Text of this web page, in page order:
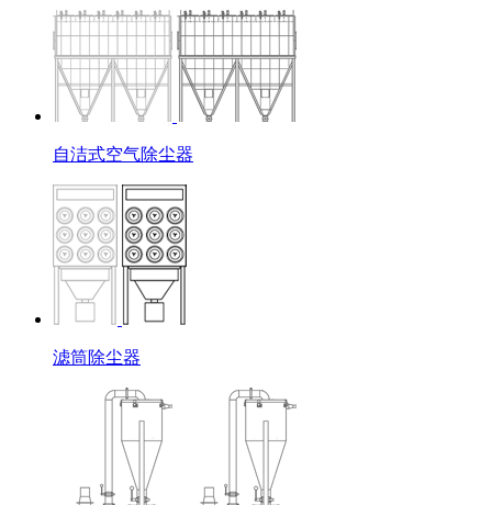
自洁式空气除尘器
滤筒除尘器